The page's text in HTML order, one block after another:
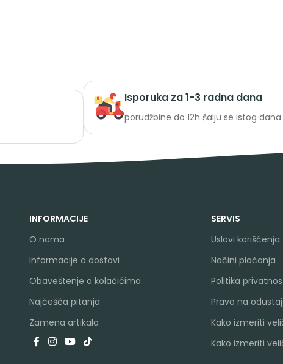
Isporuka za 1-3 radna dana
porudžbine do 12h šalju se istog dana
INFORMACIJE
O nama
Informacije o dostavi
Obaveštenje o kolačićima
Najčešća pitanja
Zamena artikala
SERVIS
Uslovi korišćenja
Načini plaćanja
Politika
Pravo na
Kako izmeriti
Kako izmeriti